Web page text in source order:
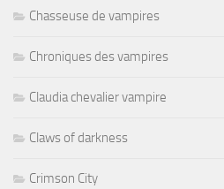
Chasseuse de vampires
Chroniques des vampires
Claudia chevalier vampire
Claws of darkness
Crimson City